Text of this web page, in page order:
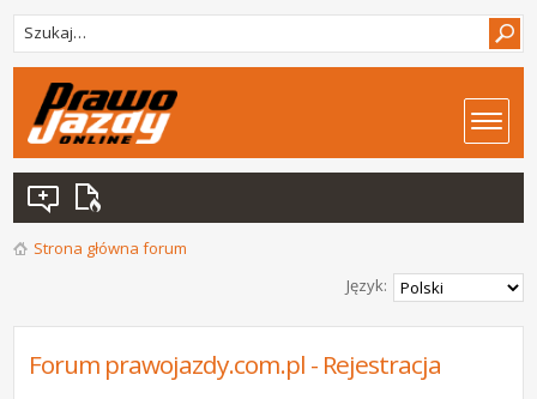
Strona główna forum
Język:
Forum prawojazdy.com.pl - Rejestracja